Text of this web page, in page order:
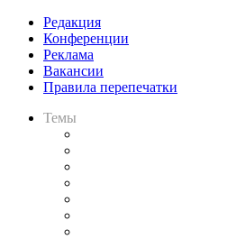
Редакция
Конференции
Реклама
Вакансии
Правила перепечатки
Темы